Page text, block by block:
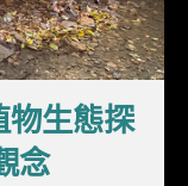
物生態探
念